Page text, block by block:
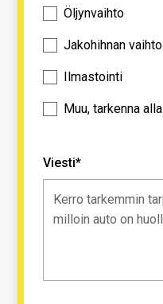
Öljynvaihto
Jakohihnan vaihto
Ilmastointi
Muu, tarkenna alla
Viesti*